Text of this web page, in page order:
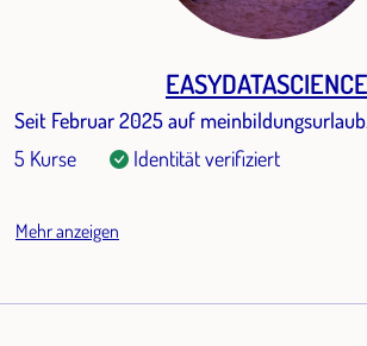
EASYDATASCIENCE
Seit Februar 2025 auf
5 Kurse
Identität verifiziert
Mehr anzeigen